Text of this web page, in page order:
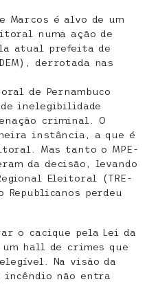
Marcos é alvo de um
numa ação de
atual prefeita de
derrotada nas
de Pernambuco
de inelegibilidade
criminal. O
instância, a que é
Mas tanto o MPE-
da decisão, levando
Eleitoral (TRE-
Republicanos perdeu
o cacique pela Lei da
um hall de crimes que
Na visão da
não entra